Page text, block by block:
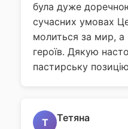
була дуже
сучасних умовах
молиться за мир,
героїв. Дякую
пастирську
Т Тетяна